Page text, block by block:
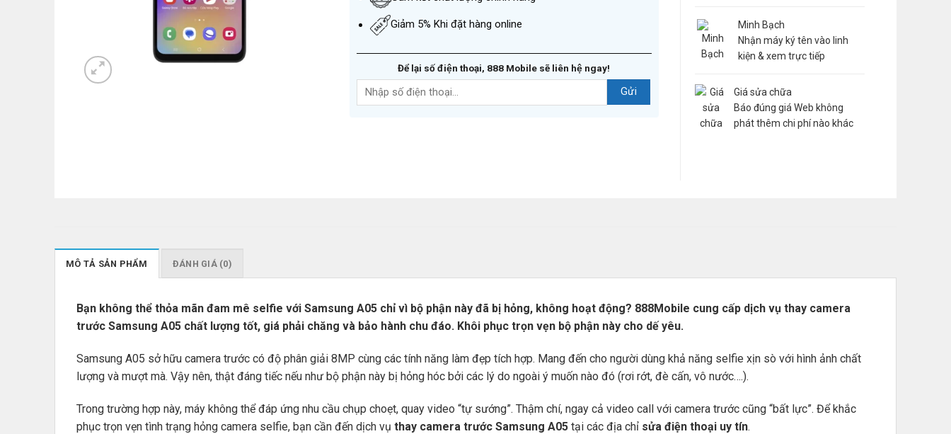
Giảm 5% Khi đặt hàng online
Để lại số điện thoại, 888 Mobile sẽ liên hệ ngay!
Minh Bạch
Nhận máy ký tên vào linh
kiện & xem trực tiếp
Giá sửa chữa
Báo đúng giá Web không
phát thêm chi phí nào khác
MÔ TẢ SẢN PHẨM ĐÁNH GIÁ (0)
Bạn không thể thỏa mãn đam mê selfie với Samsung A05 chỉ vì bộ phận này đã bị hỏng, không hoạt động? 888Mobile cung cấp dịch vụ thay camera
trước Samsung A05 chất lượng tốt, giá phải chăng và bảo hành chu đáo. Khôi phục trọn vẹn bộ phận này cho dế yêu.
Samsung A05 sở hữu camera trước có độ phân giải 8MP cùng các tính năng làm đẹp tích hợp. Mang đến cho người dùng khả năng selfie xịn sò với hình ảnh chất
lượng và mượt mà. Vậy nên, thật đáng tiếc nếu như bộ phận này bị hỏng hóc bởi các lý do ngoài ý muốn nào đó (rơi rớt, đè cấn, vô nước….).
Trong trường hợp này, máy không thể đáp ứng nhu cầu chụp choẹt, quay video “tự sướng”. Thậm chí, ngay cả video call với camera trước cũng “bất lực”. Để khắc
phục trọn vẹn tình trạng hỏng camera selfie, bạn cần đến dịch vụ thay camera trước Samsung A05 tại các địa chỉ sửa điện thoại uy tín.